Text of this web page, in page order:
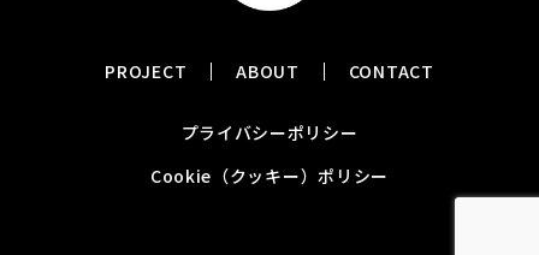
PROJECT ABOUT CONTACT
プライバシーポリシー
Cookie（クッキー）ポリシー